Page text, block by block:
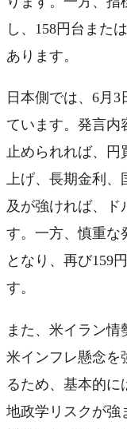
し、158円台また
あります。
日本側では、6月
ています。発言内
止められれば、円
上げ、長期金利、
及が強ければ、ド
す。一方、慎重な
となり、再び159
す。
また、米イラン
米インフレ懸念を
るため、基本的に
地政学リスクが強